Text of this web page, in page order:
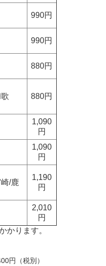
990円
990円
880円
880円
1,090
円
1,090
円
/鹿
1,190
円
2,010
円
かります。
円（税別）